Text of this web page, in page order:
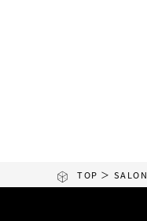
TOP ＞ SALON